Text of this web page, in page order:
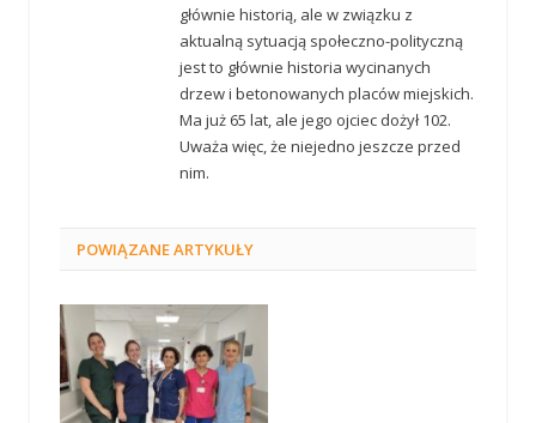
głównie historią, ale w związku z
aktualną sytuacją społeczno-polityczną
jest to głównie historia wycinanych
drzew i betonowanych placów miejskich.
Ma już 65 lat, ale jego ojciec dożył 102.
Uważa więc, że niejedno jeszcze przed
nim.
POWIĄZANEARTYKUŁY